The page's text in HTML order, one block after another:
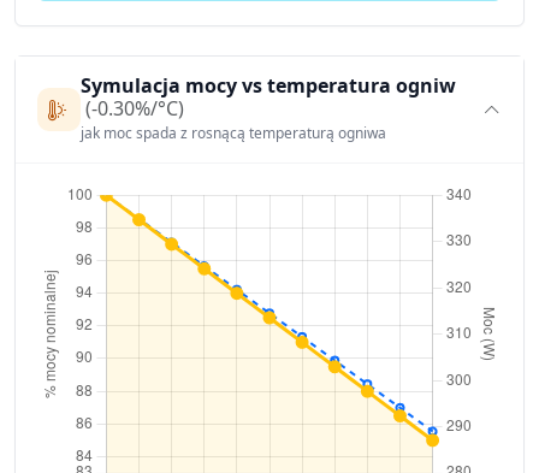
Symulacja mocy vs temperatura ogniw
(-0.30%/°C)
jak moc spada z rosnącą temperaturą ogniwa